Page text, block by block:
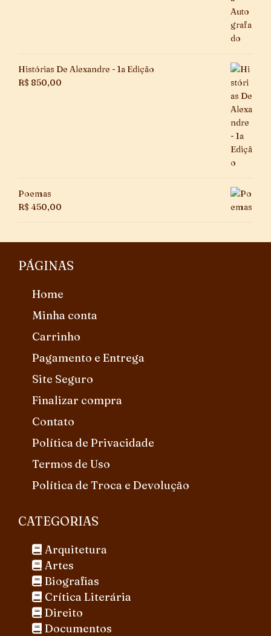
Histórias De Alexandre - 1a Edição
R$ 850,00
Poemas
R$ 450,00
PÁGINAS
Home
Minha conta
Carrinho
Pagamento e Entrega
Site Seguro
Finalizar compra
Contato
Política de Privacidade
Termos de Uso
Política de Troca e Devolução
CATEGORIAS
Arquitetura
Artes
Biografias
Crítica Literária
Direito
Documentos